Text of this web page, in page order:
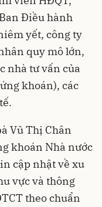
Điều hành
yết, công ty
quy mô lớn,
nhà tư vấn của
khoán), các
Vũ Thị Chân
khoán Nhà nước
cập nhật về xu
vực và thông
theo chuẩn